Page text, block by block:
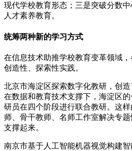
现代学校教育形态；三是突破分数
人才素养教育。
统筹两种新的学习方式
在信息技术助推学校教育变革领域
创造性、探索性实践。
北京市海淀区探索数字化教研，创造
在数据和教育技术支撑下，海淀区
研员在四个阶段进行联合教研。这
师、骨干教师、名师工作室解决专
支撑起来。
南京市基于人工智能机器视觉构建